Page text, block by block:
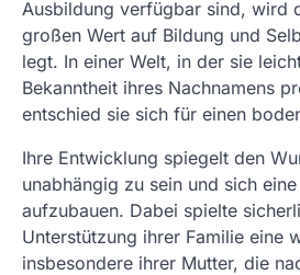
Ausbildung verfügbar sind, wird
großen Wert auf Bildung und
legt. In einer Welt, in der sie
Bekanntheit ihres Nachnamens
entschied sie sich für einen
Ihre Entwicklung spiegelt den
unabhängig zu sein und sich
aufzubauen. Dabei spielte
Unterstützung ihrer Familie eine
insbesondere ihrer Mutter, die